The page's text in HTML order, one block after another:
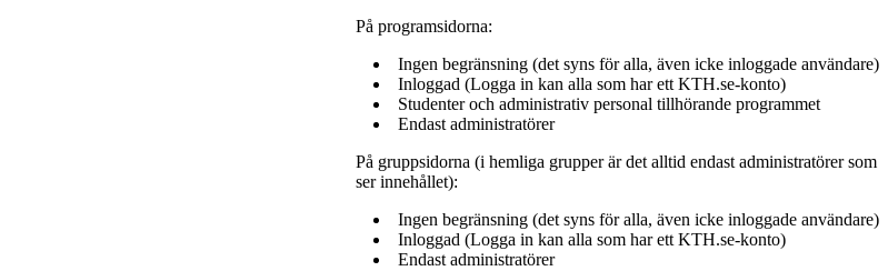
På programsidorna:
Ingen begränsning (det syns för alla, även icke inloggade användare)
Inloggad (Logga in kan alla som har ett KTH.se-konto)
Studenter och administrativ personal tillhörande programmet
Endast administratörer
På gruppsidorna (i hemliga grupper är det alltid endast administratörer som
ser innehållet):
Ingen begränsning (det syns för alla, även icke inloggade användare)
Inloggad (Logga in kan alla som har ett KTH.se-konto)
Endast administratörer